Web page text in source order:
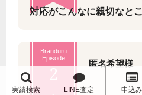
対応がこんなに親切なと
Branduru
Episode
2 匿名希望様
実績検索 LINE査定 申込み